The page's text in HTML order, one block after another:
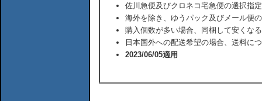
佐川急便及びクロネコ宅急便の選択指
海外を除き、ゆうパック及びメール便
購入個数が多い場合、同梱して安くな
日本国外への配送希望の場合、送料に
2023/06/05適用